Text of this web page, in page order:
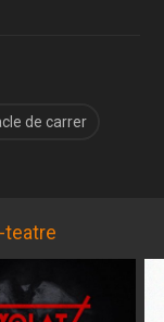
de carrer
teatre